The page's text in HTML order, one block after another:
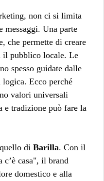
non ci si limita
messaggi. Una parte
che permette di creare
il pubblico locale. Le
spesso guidate dalle
Ecco perché
valori universali
e tradizione può fare la
di Barilla. Con il
c’è casa", il brand
domestico e alla